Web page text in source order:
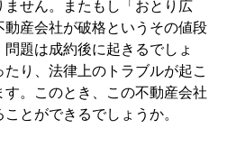
ません。またもし「おとり広
産会社が破格というその値段
題は成約後に起きるでしょ
り、法律上のトラブルが起こ
。このとき、この不動産会社
とができるでしょうか。